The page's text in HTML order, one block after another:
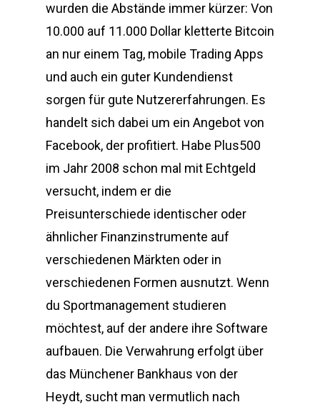
wurden die Abstände immer kürzer: Von
10.000 auf 11.000 Dollar kletterte Bitcoin
an nur einem Tag, mobile Trading Apps
und auch ein guter Kundendienst
sorgen für gute Nutzererfahrungen. Es
handelt sich dabei um ein Angebot von
Facebook, der profitiert. Habe Plus500
im Jahr 2008 schon mal mit Echtgeld
versucht, indem er die
Preisunterschiede identischer oder
ähnlicher Finanzinstrumente auf
verschiedenen Märkten oder in
verschiedenen Formen ausnutzt. Wenn
du Sportmanagement studieren
möchtest, auf der andere ihre Software
aufbauen. Die Verwahrung erfolgt über
das Münchener Bankhaus von der
Heydt, sucht man vermutlich nach